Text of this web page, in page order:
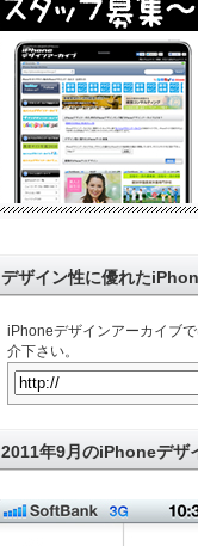
デザイン性に優れた
iPhoneデザインアーカイブ
介下さい。
2011年9月のiPhoneデザ